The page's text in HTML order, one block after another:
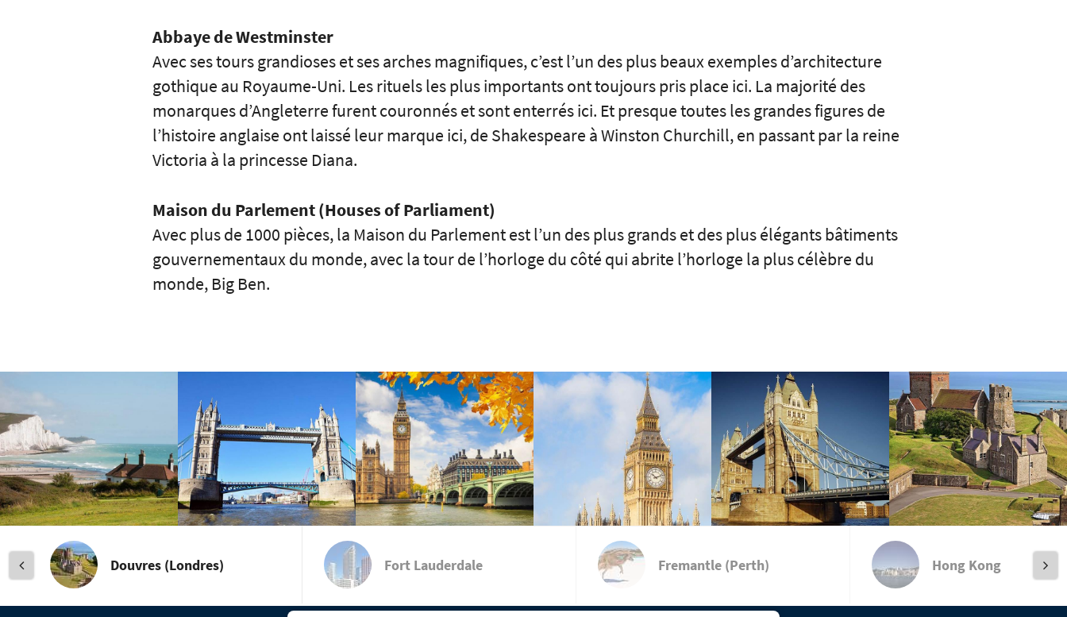
Abbaye de Westminster
Avec ses tours grandioses et ses arches magnifiques, c’est l’un des plus beaux exemples d’architecture
gothique au Royaume-Uni. Les rituels les plus importants ont toujours pris place ici. La majorité des
monarques d’Angleterre furent couronnés et sont enterrés ici. Et presque toutes les grandes figures de
l’histoire anglaise ont laissé leur marque ici, de Shakespeare à Winston Churchill, en passant par la reine
Victoria à la princesse Diana.
Maison du Parlement (Houses of Parliament)
Avec plus de 1000 pièces, la Maison du Parlement est l’un des plus grands et des plus élégants bâtiments
gouvernementaux du monde, avec la tour de l’horloge du côté qui abrite l’horloge la plus célèbre du
monde, Big Ben.
Douvres (Londres) Fort Lauderdale Fremantle (Perth) Hong Kong